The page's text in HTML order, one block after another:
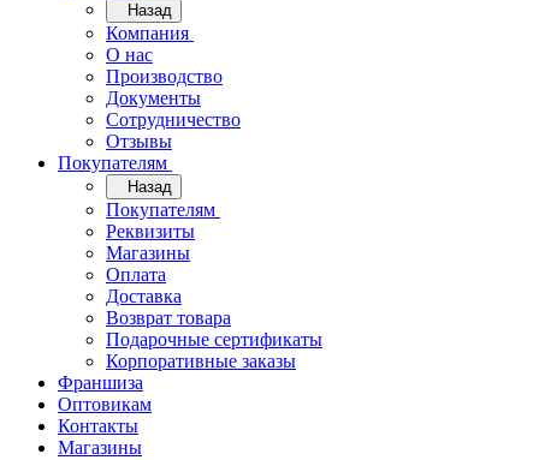
Назад
Компания
О нас
Производство
Документы
Сотрудничество
Отзывы
Покупателям
Назад
Покупателям
Реквизиты
Магазины
Оплата
Доставка
Возврат товара
Подарочные сертификаты
Корпоративные заказы
Франшиза
Оптовикам
Контакты
Магазины